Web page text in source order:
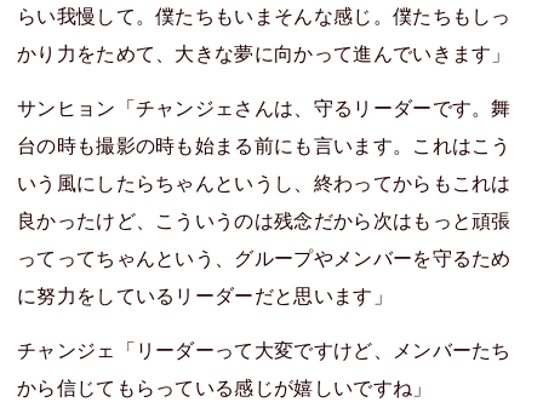
らい我慢して。僕たちもいまそんな感じ。僕たちもしっ
かり力をためて、大きな夢に向かって進んでいきます」
サンヒョン「チャンジェさんは、守るリーダーです。舞
台の時も撮影の時も始まる前にも言います。これはこう
いう風にしたらちゃんというし、終わってからもこれは
良かったけど、こういうのは残念だから次はもっと頑張
ってってちゃんという、グループやメンバーを守るため
に努力をしているリーダーだと思います」
チャンジェ「リーダーって大変ですけど、メンバーたち
から信じてもらっている感じが嬉しいですね」